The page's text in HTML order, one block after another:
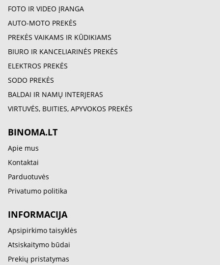
FOTO IR VIDEO ĮRANGA
AUTO-MOTO PREKĖS
PREKĖS VAIKAMS IR KŪDIKIAMS
BIURO IR KANCELIARINĖS PREKĖS
ELEKTROS PREKĖS
SODO PREKĖS
BALDAI IR NAMŲ INTERJERAS
VIRTUVĖS, BUITIES, APYVOKOS PREKĖS
BINOMA.LT
Apie mus
Kontaktai
Parduotuvės
Privatumo politika
INFORMACIJA
Apsipirkimo taisyklės
Atsiskaitymo būdai
Prekių pristatymas